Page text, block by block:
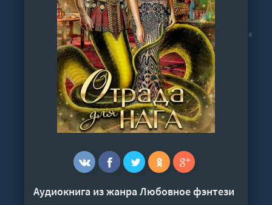
Аудиокнига из жанраЛюбовное фэнтези